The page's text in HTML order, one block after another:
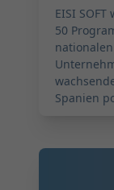
EISI
50
Spanien